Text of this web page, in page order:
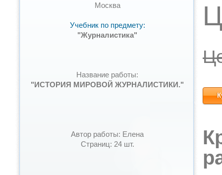
Москва
Учебник по предмету:
"Журналистика"
Название работы:
"ИСТОРИЯ МИРОВОЙ ЖУРНАЛИСТИКИ."
Автор работы: Елена
Страниц: 24 шт.